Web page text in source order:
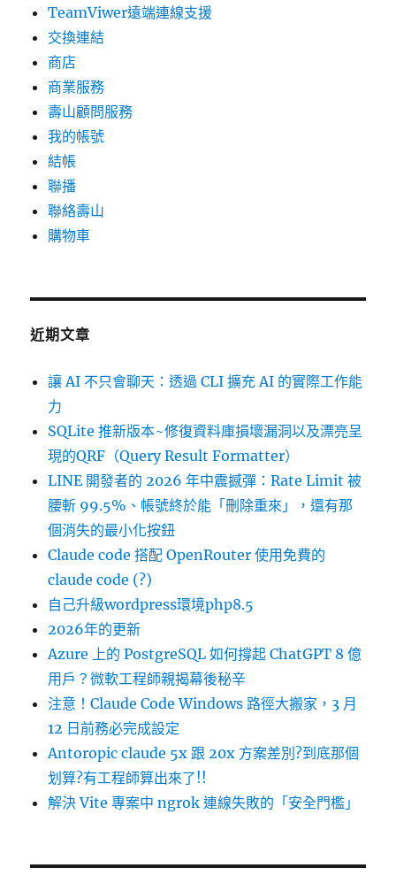
TeamViwer遠端連線支援
交換連結
商店
商業服務
壽山顧問服務
我的帳號
結帳
聯播
聯絡壽山
購物車
近期文章
讓 AI 不只會聊天：透過 CLI 擴充 AI 的實際工作能
力
SQLite 推新版本~修復資料庫損壞漏洞以及漂亮呈
現的QRF（Query Result Formatter）
LINE 開發者的 2026 年中震撼彈：Rate Limit 被
腰斬 99.5%、帳號終於能「刪除重來」，還有那
個消失的最小化按鈕
Claude code 搭配 OpenRouter 使用免費的
claude code (?)
自己升級wordpress環境php8.5
2026年的更新
Azure 上的 PostgreSQL 如何撐起 ChatGPT 8 億
用戶？微軟工程師親揭幕後秘辛
注意！Claude Code Windows 路徑大搬家，3 月
12 日前務必完成設定
Antoropic claude 5x 跟 20x 方案差別?到底那個
划算?有工程師算出來了!!
解決 Vite 專案中 ngrok 連線失敗的「安全門檻」